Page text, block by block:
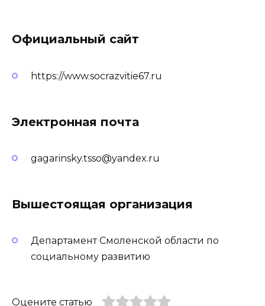
Официальный сайт
https://www.socrazvitie67.ru
Электронная почта
gagarinsky.tsso@yandex.ru
Вышестоящая организация
Департамент Смоленской области по
социальному развитию
Оцените статью